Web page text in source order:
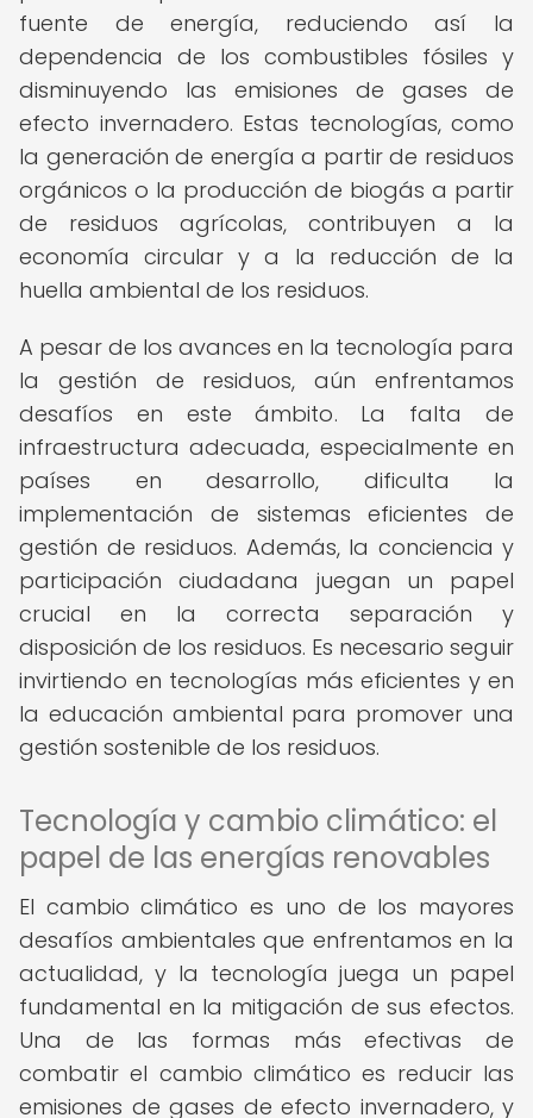
fuente de energía, reduciendo así la
dependencia de los combustibles fósiles y
disminuyendo las emisiones de gases de
efecto invernadero. Estas tecnologías, como
la generación de energía a partir de residuos
orgánicos o la producción de biogás a partir
de residuos agrícolas, contribuyen a la
economía circular y a la reducción de la
huella ambiental de los residuos.
A pesar de los avances en la tecnología para
la gestión de residuos, aún enfrentamos
desafíos en este ámbito. La falta de
infraestructura adecuada, especialmente en
países en desarrollo, dificulta la
implementación de sistemas eficientes de
gestión de residuos. Además, la conciencia y
participación ciudadana juegan un papel
crucial en la correcta separación y
disposición de los residuos. Es necesario seguir
invirtiendo en tecnologías más eficientes y en
la educación ambiental para promover una
gestión sostenible de los residuos.
Tecnología y cambio climático: el
papel de las energías renovables
El cambio climático es uno de los mayores
desafíos ambientales que enfrentamos en la
actualidad, y la tecnología juega un papel
fundamental en la mitigación de sus efectos.
Una de las formas más efectivas de
combatir el cambio climático es reducir las
emisiones de gases de efecto invernadero, y